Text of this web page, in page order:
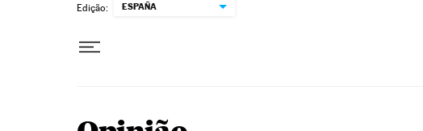
Edição: ESPAÑA